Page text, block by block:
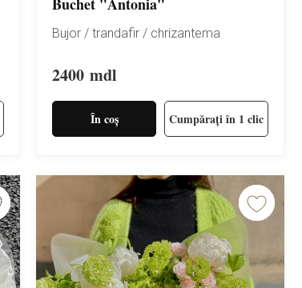
Bujor / trandafir / chrizantema
2400 mdl
În coș Cumpărați în 1 clic